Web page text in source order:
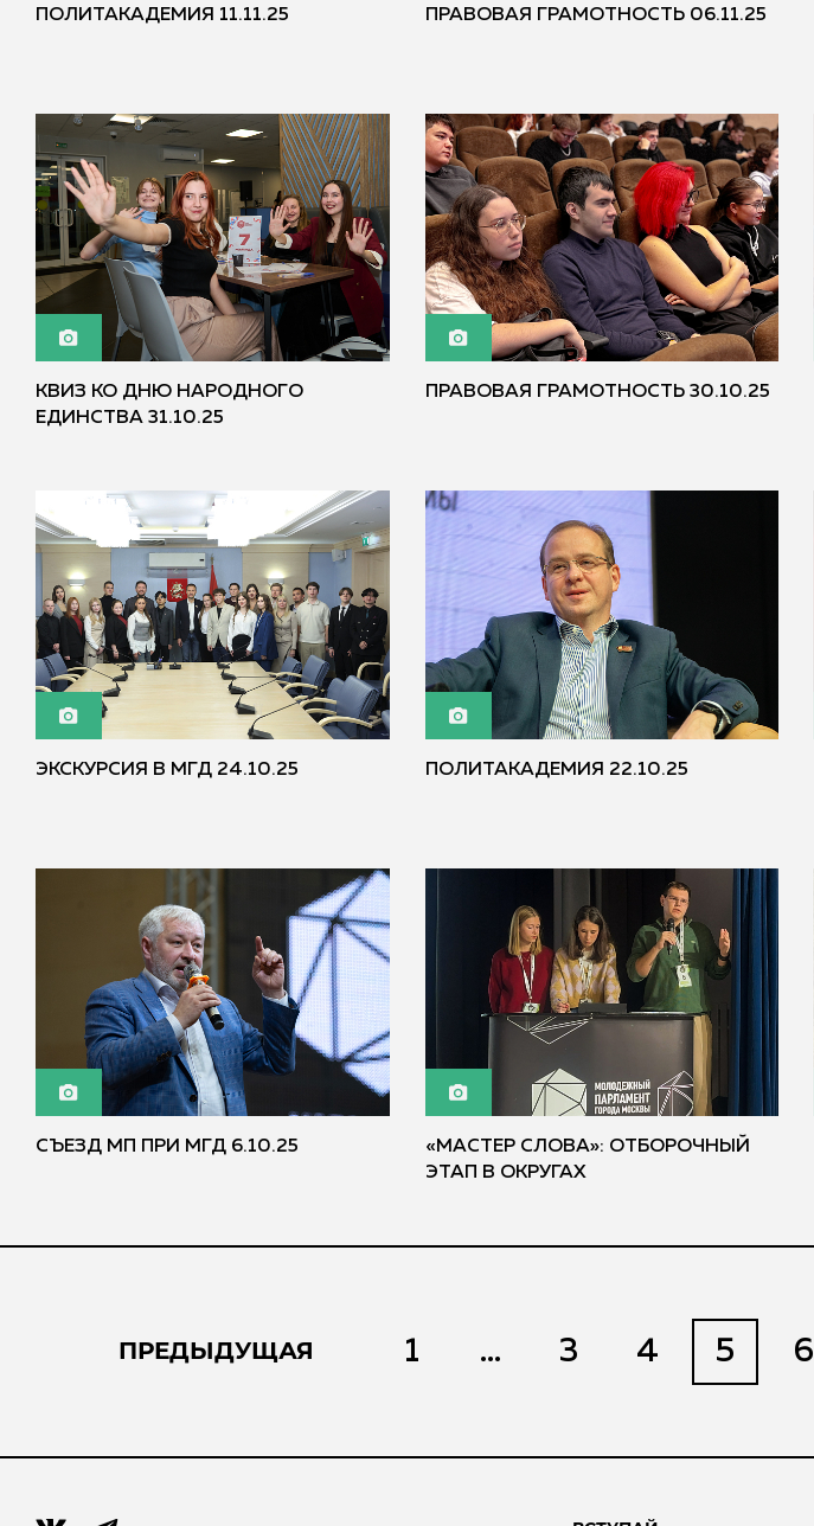
ПОЛИТАКАДЕМИЯ 11.11.25 ПРАВОВАЯ ГРАМОТНОСТЬ 06.11.25
КВИЗ КО ДНЮ НАРОДНОГО
ЕДИНСТВА 31.10.25
ПРАВОВАЯ ГРАМОТНОСТЬ 30.10.25
ЭКСКУРСИЯ В МГД 24.10.25 ПОЛИТАКАДЕМИЯ 22.10.25
СЪЕЗД МП ПРИ МГД 6.10.25
«МАСТЕР СЛОВА»: ОТБОРОЧНЫЙ
ЭТАП В ОКРУГАХ
ПРЕДЫДУЩАЯ 1 ... 3 4 5 6